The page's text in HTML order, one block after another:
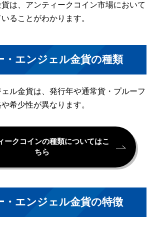
は、アンティークコイン市場において
ることがわかります。
・エンジェル金貨の種類
ル金貨は、発行年や通常貨・プルーフ
希少性が異なります。
ークコインの種類についてはこ
ちら
・エンジェル金貨の特徴